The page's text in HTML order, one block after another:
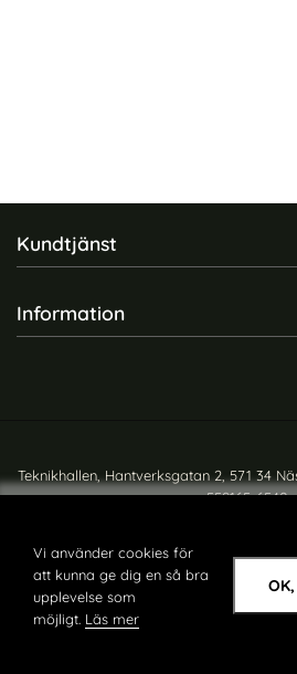
Vi använder cookies för
att kunna ge dig en så bra
upplevelse som
möjligt. Läs mer
Sidfot Blandad info och
Kundtjänst
Information
Teknikhallen, Hantverksgatan 2, 571 34
559165-6540